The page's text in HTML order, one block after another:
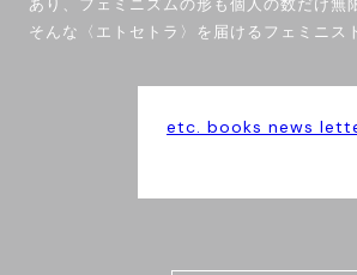
そんな〈エトセトラ〉を届けるフェミニス
etc. books news